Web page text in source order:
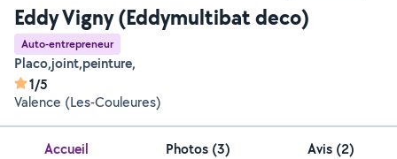
Eddy Vigny (Eddymultibat deco)
Auto-entrepreneur
Placo,joint,peinture,
1/5
Valence (Les-Couleures)
Accueil Photos (3) Avis (2)